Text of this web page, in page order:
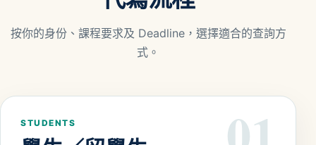
按你的身份、課程要求及 Deadline，選擇適合的查詢方
式。
STUDENTS